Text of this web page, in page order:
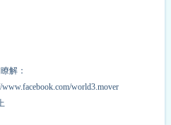
解：
world3.mover